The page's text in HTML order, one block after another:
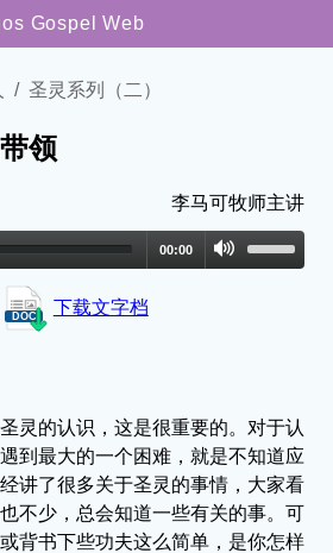
Gospel Web
圣灵系列（二）
领
李马可牧师主讲
00:00
下载文字档
灵的认识，这是很重要的。对于认
到最大的一个困难，就是不知道应
讲了很多关于圣灵的事情，大家看
不少，总会知道一些有关的事。可
背书下些功夫这么简单，是你怎样